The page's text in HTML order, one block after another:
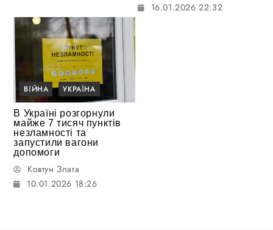
16.01.2026 22:32
ВІЙНА УКРАЇНА
В Україні розгорнули
майже 7 тисяч пунктів
незламності та
запустили вагони
допомоги
Ковтун Злата
10.01.2026 18:26